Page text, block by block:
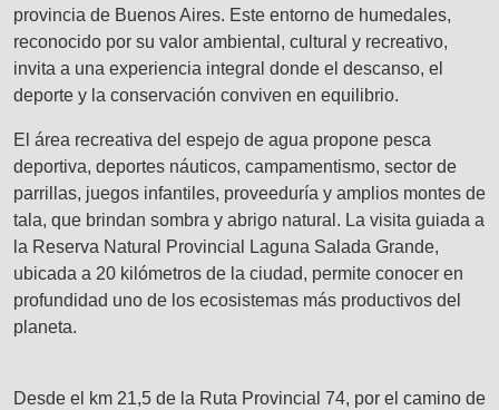
provincia de Buenos Aires. Este entorno de humedales,
reconocido por su valor ambiental, cultural y recreativo,
invita a una experiencia integral donde el descanso, el
deporte y la conservación conviven en equilibrio.
El área recreativa del espejo de agua propone pesca
deportiva, deportes náuticos, campamentismo, sector de
parrillas, juegos infantiles, proveeduría y amplios montes de
tala, que brindan sombra y abrigo natural. La visita guiada a
la Reserva Natural Provincial Laguna Salada Grande,
ubicada a 20 kilómetros de la ciudad, permite conocer en
profundidad uno de los ecosistemas más productivos del
planeta.
Desde el km 21,5 de la Ruta Provincial 74, por el camino de